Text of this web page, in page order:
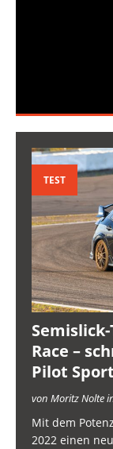
TEST
Race –
Pilot
von Moritz Nolte
Mit dem
2022 einen